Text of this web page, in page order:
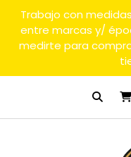
Trabajo con
entre marcas y/
medirte para